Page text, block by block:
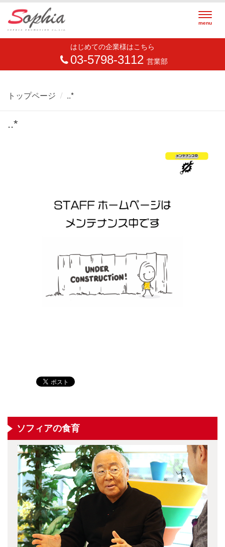
menu
はじめての企業様はこちら
03-5798-3112 営業部
トップページ ..*
..*
ソフィアの食育